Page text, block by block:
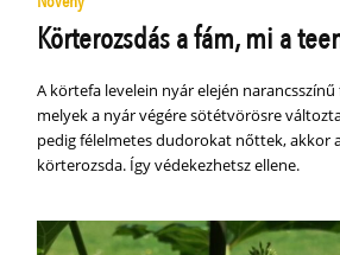
Körterozsdás a fám, mi a
A körtefa levelein nyár elején
melyek a nyár végére sötétvörösre
pedig félelmetes dudorokat nőttek, akkor
körterozsda. Így védekezhetsz ellene.